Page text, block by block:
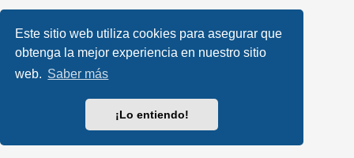
Este sitio web utiliza cookies para asegurar que
obtenga la mejor experiencia en nuestro sitio
web. Saber más
¡Lo entiendo!